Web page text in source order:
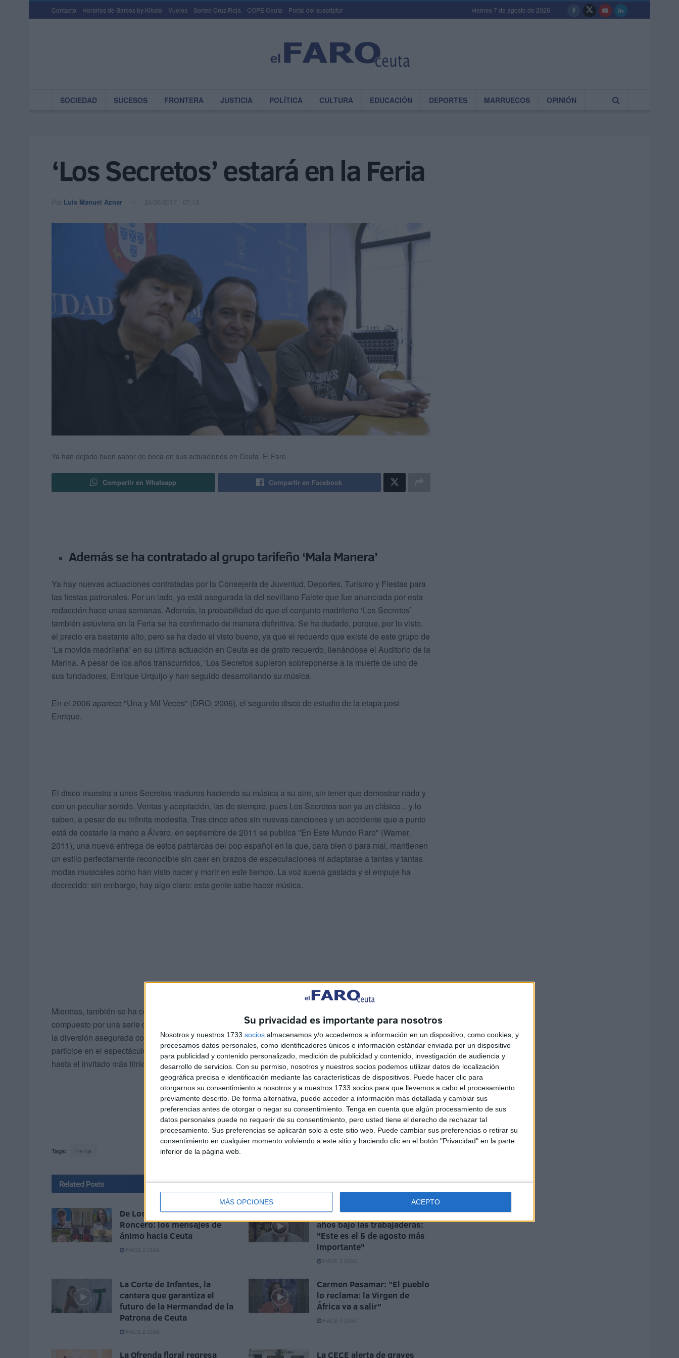
Su privacidad es importante para nosotros
Nosotros y nuestros 1733 socios almacenamos y/o accedemos a información en un dispositivo, como cookies, y
procesamos datos personales, como identificadores únicos e información estándar enviada por un dispositivo
para publicidad y contenido personalizado, medición de publicidad y contenido, investigación de audiencia y
desarrollo de servicios. Con su permiso, nosotros y nuestros socios podemos utilizar datos de localización
geográfica precisa e identificación mediante las características de dispositivos. Puede hacer clic para
otorgarnos su consentimiento a nosotros y a nuestros 1733 socios para que llevemos a cabo el procesamiento
previamente descrito. De forma alternativa, puede acceder a información más detallada y cambiar sus
preferencias antes de otorgar o negar su consentimiento. Tenga en cuenta que algún procesamiento de sus
datos personales puede no requerir de su consentimiento, pero usted tiene el derecho de rechazar tal
procesamiento. Sus preferencias se aplicarán solo a este sitio web. Puede cambiar sus preferencias o retirar su
consentimiento en cualquier momento volviendo a este sitio y haciendo clic en el botón "Privacidad" en la parte
inferior de la página web.
MÁS OPCIONES ACEPTO
Contacto Horarios de Barcos by Kikoto Vuelos Sorteo Cruz Roja COPE Ceuta Portal del suscriptor viernes 7 de agosto de 2026
SOCIEDAD SUCESOS FRONTERA JUSTICIA POLÍTICA CULTURA EDUCACIÓN DEPORTES MARRUECOS OPINIÓN
‘Los Secretos’ estará en la Feria
Por Luis Manuel Aznar 24/06/2017 - 07:13
Ya han dejado buen sabor de boca en sus actuaciones en Ceuta. El Faro
Compartir en Whatsapp Compartir en Facebook
Además se ha contratado al grupo tarifeño ‘Mala Manera’
Ya hay nuevas actuaciones contratadas por la Consejería de Juventud, Deportes, Turismo y Fiestas para
las fiestas patronales. Por un lado, ya está asegurada la del sevillano Falete que fue anunciada por esta
redacción hace unas semanas. Además, la probabilidad de que el conjunto madrileño ‘Los Secretos’
también estuviera en la Feria se ha confirmado de manera definitiva. Se ha dudado, porque, por lo visto,
el precio era bastante alto, pero se ha dado el visto bueno, ya que el recuerdo que existe de este grupo de
‘La movida madrileña’ en su última actuación en Ceuta es de grato recuerdo, llenándose el Auditorio de la
Marina. A pesar de los años transcurridos, ‘Los Secretos supieron sobreponerse a la muerte de uno de
sus fundadores, Enrique Urquijo y han seguido desarrollando su música.
En el 2006 aparece "Una y Mil Veces" (DRO, 2006), el segundo disco de estudio de la etapa post-
Enrique.
El disco muestra a unos Secretos maduros haciendo su música a su aire, sin tener que demostrar nada y
con un peculiar sonido. Ventas y aceptación, las de siempre, pues Los Secretos son ya un clásico... y lo
saben, a pesar de su infinita modestia. Tras cinco años sin nuevas canciones y un accidente que a punto
está de costarle la mano a Álvaro, en septiembre de 2011 se publica "En Este Mundo Raro" (Warner,
2011), una nueva entrega de estos patriarcas del pop español en la que, para bien o para mal, mantienen
un estilo perfectamente reconocible sin caer en brazos de especulaciones ni adaptarse a tantas y tantas
modas musicales como han visto nacer y morir en este tiempo. La voz suena gastada y el empuje ha
decrecido; sin embargo, hay algo claro: esta gente sabe hacer música.
Mientras, también se ha cerrado la contratación del grupo tarifeño ‘Mala Manera’. Este grupo está
compuesto por una serie de jóvenes que viven la música de manera apasionada. Con ‘Mala Manera’ está
la diversión asegurada con las mejores canciones de toda la vida y corear para que todo el mundo
participe en el espectáculo. Además, aportan un estilo ruma-reggae a las versiones que es ideal para que
hasta el invitado más tímido salte a la pista de baile para marcarse unos pasos.
Tags: Feria
Related Posts
De Los Morancos a Tomás
Roncero: los mensajes de
ánimo hacia Ceuta
HACE 2 DÍAS
Javier Beneroso, treinta
años bajo las trabajaderas:
"Este es el 5 de agosto más
importante"
HACE 2 DÍAS
La Corte de Infantes, la
cantera que garantiza el
futuro de la Hermandad de la
Patrona de Ceuta
HACE 2 DÍAS
Carmen Pasamar: "El pueblo
lo reclama: la Virgen de
África va a salir"
HACE 3 DÍAS
La Ofrenda floral regresa
La CECE alerta de graves